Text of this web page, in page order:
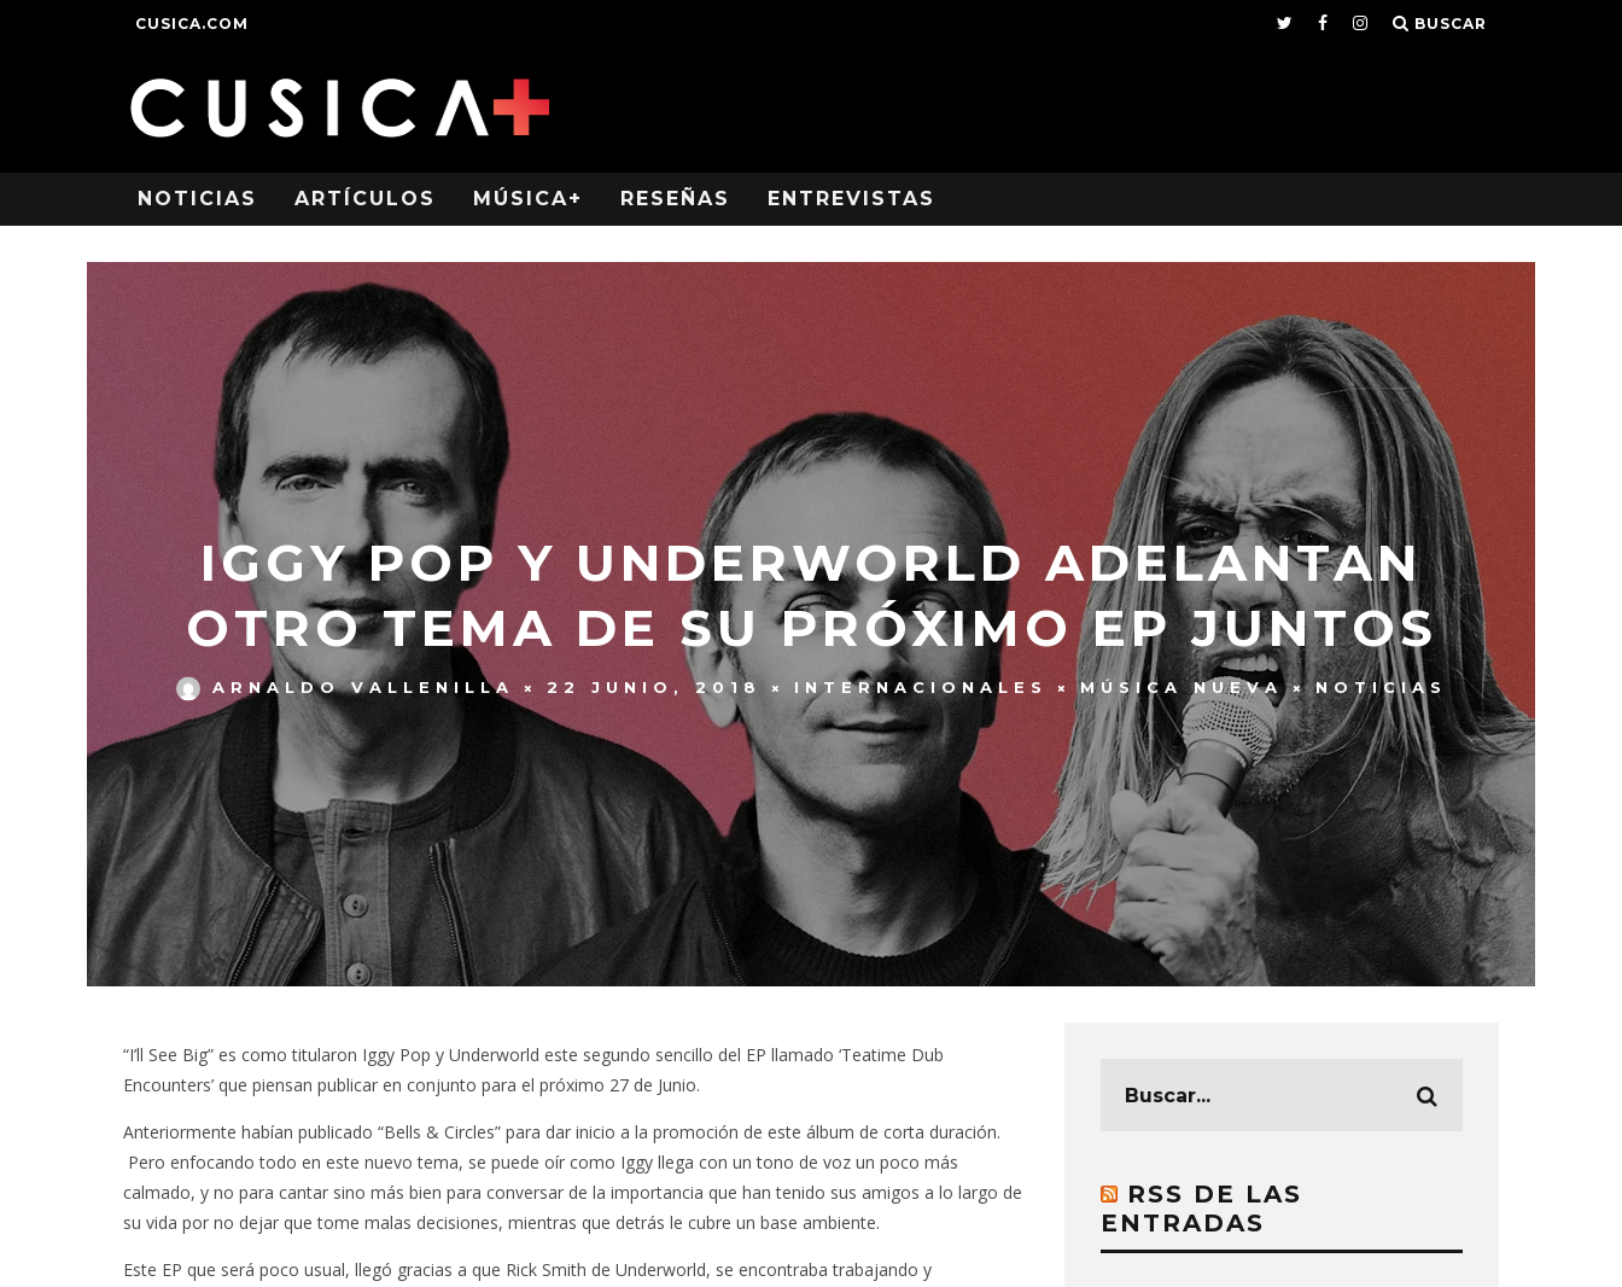
CUSICA.COM BUSCAR
NOTICIAS ARTÍCULOS MÚSICA+ RESEÑAS ENTREVISTAS
IGGY POP Y UNDERWORLD ADELANTAN
OTRO TEMA DE SU PRÓXIMO EP JUNTOS
ARNALDO VALLENILLA 22 JUNIO, 2018 INTERNACIONALES MÚSICA NUEVA NOTICIAS
“I’ll See Big” es como titularon Iggy Pop y Underworld este segundo sencillo del EP llamado ‘Teatime Dub
Encounters’ que piensan publicar en conjunto para el próximo 27 de Junio.
Anteriormente habían publicado “Bells & Circles” para dar inicio a la promoción de este álbum de corta duración.
Pero enfocando todo en este nuevo tema, se puede oír como Iggy llega con un tono de voz un poco más
calmado, y no para cantar sino más bien para conversar de la importancia que han tenido sus amigos a lo largo de
su vida por no dejar que tome malas decisiones, mientras que detrás le cubre un base ambiente.
Este EP que será poco usual, llegó gracias a que Rick Smith de Underworld, se encontraba trabajando y
RSS DE LAS
ENTRADAS